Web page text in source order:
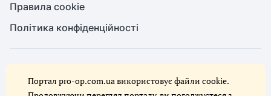
Правила cookie
Політика конфіденційності
Повне або часткове копіювання будь-яких матеріалів сайту,
цитування, публікація їх анотованих оглядів допускаються лише за
Портал pro-op.com.ua використовує файли cookie.